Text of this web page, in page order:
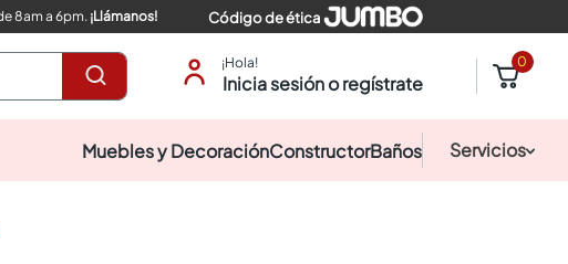
8am a 6pm.¡Llámanos! Código de ética
¡Hola!
Inicia sesión o regístrate
0
Muebles y DecoraciónConstructorBaños Servicios